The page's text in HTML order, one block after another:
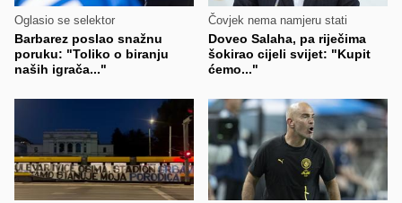
Oglasio se selektor
Barbarez poslao snažnu
poruku: "Toliko o biranju
naših igrača..."
Čovjek nema namjeru stati
Doveo Salaha, pa riječima
šokirao cijeli svijet: "Kupit
ćemo..."